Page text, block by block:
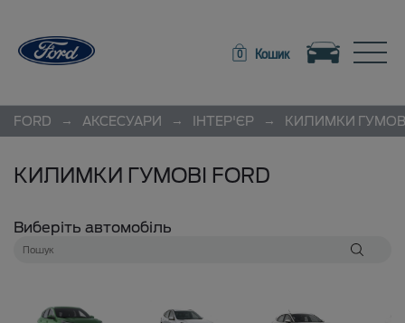
0 Кошик Toggle navigation
FORD → АКСЕСУАРИ → ІНТЕР'ЄР → КИЛИМКИ
КИЛИМКИ ГУМОВІ FORD
Виберіть автомобіль